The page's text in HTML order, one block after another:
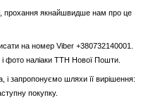
прохання якнайшвидше нам про це
на номер Viber +380732140001.
фото наліаки ТТН Нової Пошти.
запропонуємо шляхи її вирішення:
покупку.